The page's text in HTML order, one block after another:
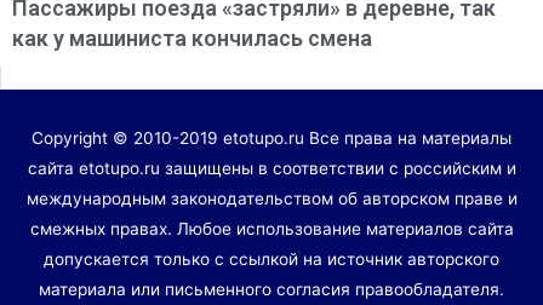
Пассажиры поезда «застряли» в деревне, так
как у машиниста кончилась смена
Copyright © 2010-2019 etotupo.ru Все права на материалы
сайта etotupo.ru защищены в соответствии с российским и
международным законодательством об авторском праве и
смежных правах. Любое использование материалов сайта
допускается только с ссылкой на источник авторского
материала или письменного согласия правообладателя.